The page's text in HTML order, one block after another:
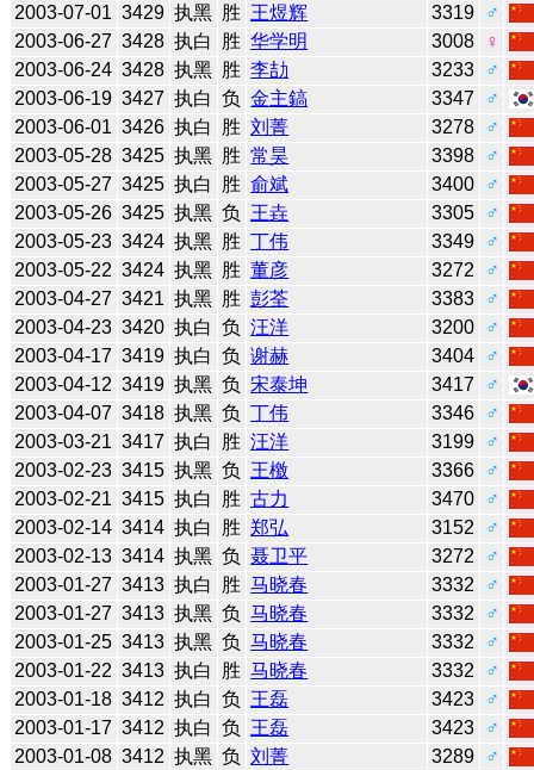
2003-07-01 3429 执黑 胜 王煜辉 3319
♂
2003-06-27 3428 执白 胜 华学明 3008
♀
2003-06-24 3428 执黑 胜 李劼 3233
♂
2003-06-19 3427 执白 负 金主鎬 3347
♂
2003-06-01 3426 执白 胜 刘菁 3278
♂
2003-05-28 3425 执黑 胜 常昊 3398
♂
2003-05-27 3425 执白 胜 俞斌 3400
♂
2003-05-26 3425 执黑 负 王垚 3305
♂
2003-05-23 3424 执黑 胜 丁伟 3349
♂
2003-05-22 3424 执黑 胜 董彦 3272
♂
2003-04-27 3421 执黑 胜 彭荃 3383
♂
2003-04-23 3420 执白 负 汪洋 3200
♂
2003-04-17 3419 执白 负 谢赫 3404
♂
2003-04-12 3419 执黑 负 宋泰坤 3417
♂
2003-04-07 3418 执黑 负 丁伟 3346
♂
2003-03-21 3417 执白 胜 汪洋 3199
♂
2003-02-23 3415 执黑 负 王檄 3366
♂
2003-02-21 3415 执白 胜 古力 3470
♂
2003-02-14 3414 执白 胜 郑弘 3152
♂
2003-02-13 3414 执黑 负 聂卫平 3272
♂
2003-01-27 3413 执白 胜 马晓春 3332
♂
2003-01-27 3413 执黑 负 马晓春 3332
♂
2003-01-25 3413 执黑 负 马晓春 3332
♂
2003-01-22 3413 执白 胜 马晓春 3332
♂
2003-01-18 3412 执白 负 王磊 3423
♂
2003-01-17 3412 执白 负 王磊 3423
♂
2003-01-08 3412 执黑 负 刘菁 3289
♂